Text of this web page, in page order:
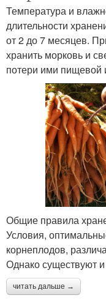
Температура и
длительности
от 2 до 7 месяцев.
хранить морковь и
потери ими пищевой
Общие правила
Условия,
корнеплодов,
Однако существуют
читать дальше →